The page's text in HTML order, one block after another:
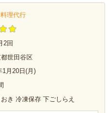
理代行
2回
世田谷区
1月20日(月)
き 冷凍保存 下ごしらえ